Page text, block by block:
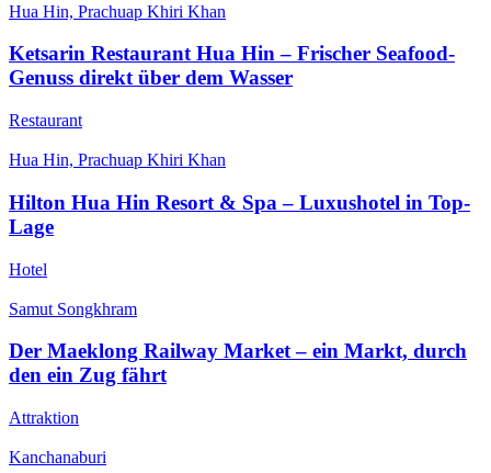
Hua Hin, Prachuap Khiri Khan
Ketsarin Restaurant Hua Hin – Frischer Seafood-
Genuss direkt über dem Wasser
Restaurant
Hua Hin, Prachuap Khiri Khan
Hilton Hua Hin Resort & Spa – Luxushotel in Top-
Lage
Hotel
Samut Songkhram
Der Maeklong Railway Market – ein Markt, durch
den ein Zug fährt
Attraktion
Kanchanaburi